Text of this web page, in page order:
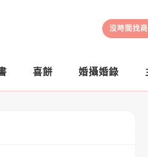
沒時間找
喜餅 婚攝婚錄